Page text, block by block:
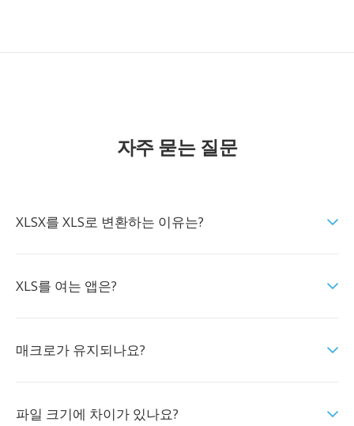
자주 묻는 질문
XLSX를 XLS로 변환하는 이유는?
XLS를 여는 앱은?
매크로가 유지되나요?
파일 크기에 차이가 있나요?